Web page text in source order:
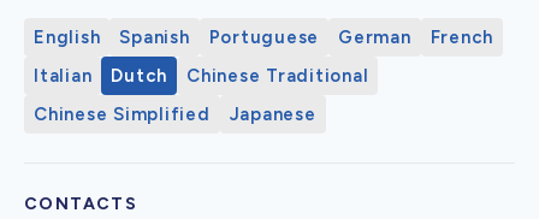
English Spanish Portuguese German
French
Italian
Dutch
Chinese Traditional
Chinese Simplified
Japanese
CONTACTS